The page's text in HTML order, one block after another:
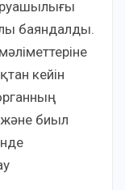
баяндалды.
кейін
және биыл